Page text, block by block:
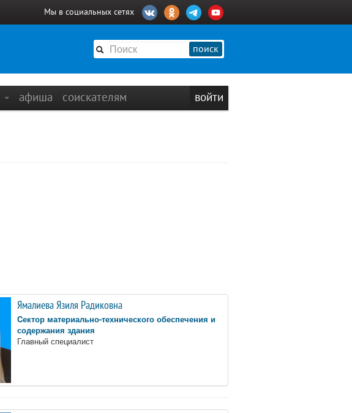
Мы в социальных сетях
поиск
афиша соискателям войти
Ямалиева Язиля Радиковна
Cектор материально-технического обеспечения и
содержания здания
Главный специалист